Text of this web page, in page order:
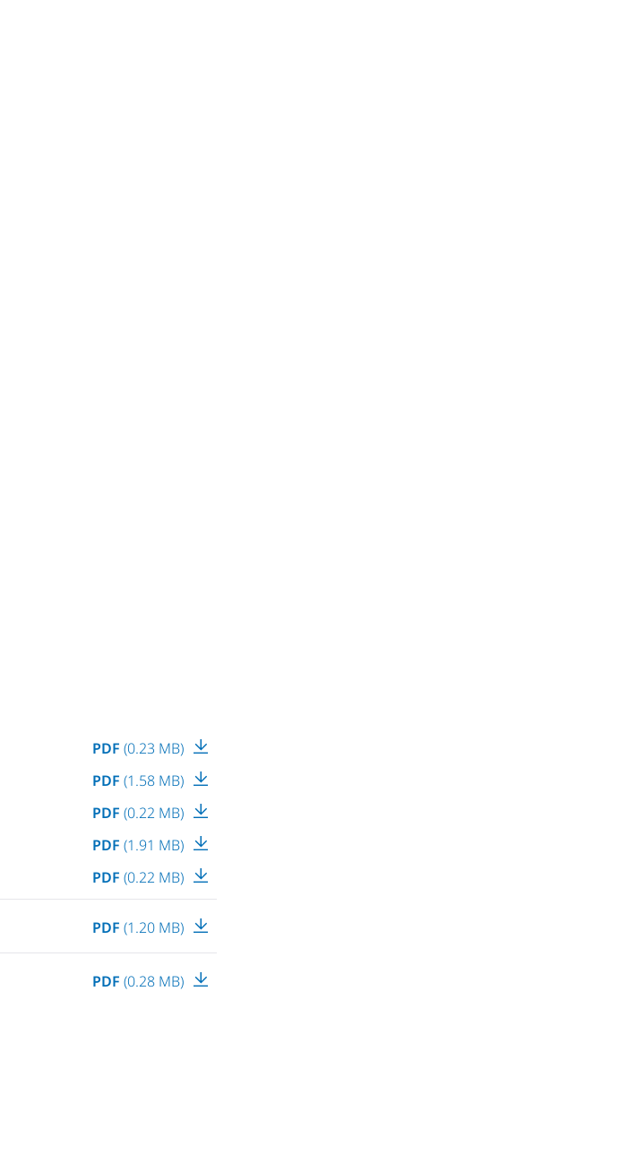
PDF (0.23 MB)
PDF (1.58 MB)
PDF (0.22 MB)
PDF (1.91 MB)
PDF (0.22 MB)
PDF (1.20 MB)
PDF (0.28 MB)